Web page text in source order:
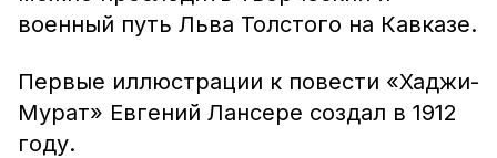
военный путь Льва Толстого на Кавказе.
Первые иллюстрации к повести «Хаджи-
Мурат» Евгений Лансере создал в 1912
году.